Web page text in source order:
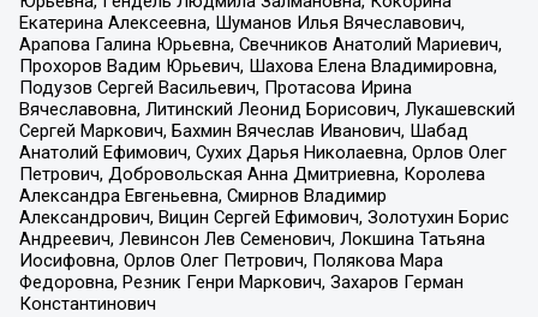
Екатерина Алексеевна, Шуманов Илья Вячеславович,
Арапова Галина Юрьевна, Свечников Анатолий Мариевич,
Прохоров Вадим Юрьевич, Шахова Елена Владимировна,
Подузов Сергей Васильевич, Протасова Ирина
Вячеславовна, Литинский Леонид Борисович, Лукашевский
Сергей Маркович, Бахмин Вячеслав Иванович, Шабад
Анатолий Ефимович, Сухих Дарья Николаевна, Орлов Олег
Петрович, Добровольская Анна Дмитриевна, Королева
Александра Евгеньевна, Смирнов Владимир
Александрович, Вицин Сергей Ефимович, Золотухин Борис
Андреевич, Левинсон Лев Семенович, Локшина Татьяна
Иосифовна, Орлов Олег Петрович, Полякова Мара
Федоровна, Резник Генри Маркович, Захаров Герман
Константинович